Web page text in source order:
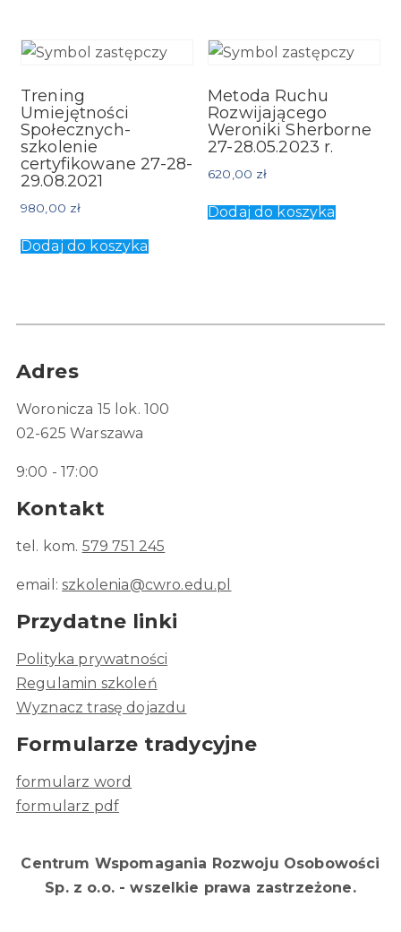
Trening
Umiejętności
Społecznych-
szkolenie
certyfikowane 27-28-
29.08.2021
980,00 zł
Dodaj do koszyka
Metoda Ruchu
Rozwijającego
Weroniki Sherborne
27-28.05.2023 r.
620,00 zł
Dodaj do koszyka
Adres
Woronicza 15 lok. 100
02-625 Warszawa
9:00 - 17:00
Kontakt
tel. kom. 579 751 245
email:szkolenia@cwro.edu.pl
Przydatne linki
Polityka prywatności
Regulamin szkoleń
Wyznacz trasę dojazdu
Formularze tradycyjne
formularz word
formularz pdf
Centrum Wspomagania Rozwoju Osobowości
Sp. z o.o. - wszelkie prawa zastrzeżone.